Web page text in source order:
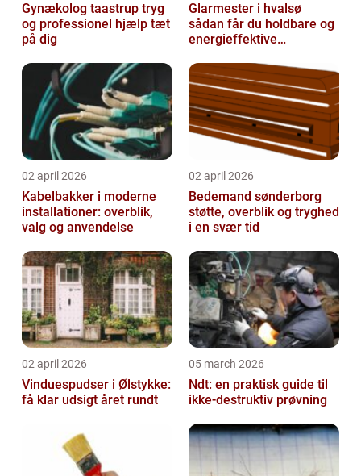
Gynækolog taastrup tryg
og professionel hjælp tæt
på dig
Glarmester i hvalsø
sådan får du holdbare og
energieffektive
02 april 2026
Kabelbakker i moderne
installationer: overblik,
valg og anvendelse
02 april 2026
Bedemand sønderborg
støtte, overblik og tryghed
i en svær tid
02 april 2026
Vinduespudser i Ølstykke:
få klar udsigt året rundt
05 march 2026
Ndt: en praktisk guide til
ikke-destruktiv prøvning